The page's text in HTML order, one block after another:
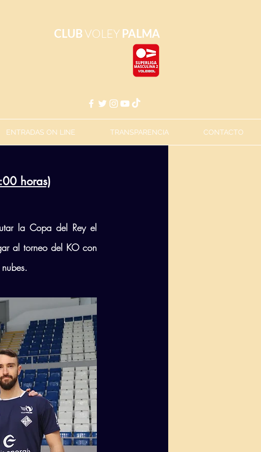
CLUBVOLEY PALMA
ENTRADAS ON LINE TRANSPARENCIA CONTACTO
horas)
la Copa del Rey el
al torneo del KO con